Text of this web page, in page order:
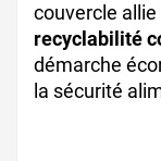
couvercle
recyclabilité
démarche
la sécurité